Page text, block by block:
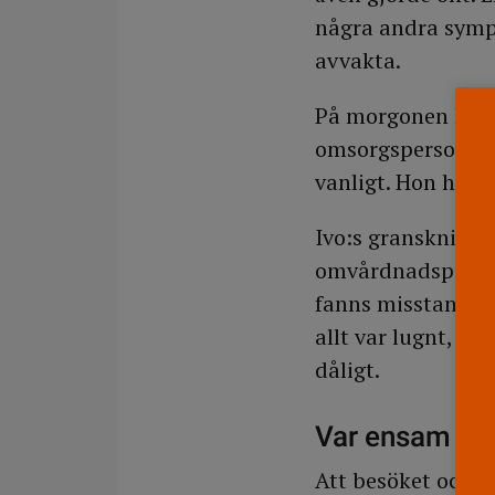
några andra
avvakta.
På morgonen
vanligt. Hon hade
Ivo:s granskning
fanns
allt var lugnt, att
dåligt.
Var ensam
Att besöket och